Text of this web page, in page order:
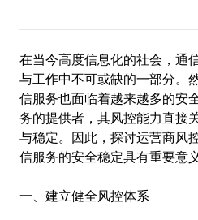
在当今高度信息化的社会，通
与工作中不可或缺的一部分。
信服务也面临着越来越多的安
务的提供者，其风控能力直接
与稳定。因此，探讨运营商风
信服务的安全稳定具有重要意义
一、建立健全风控体系